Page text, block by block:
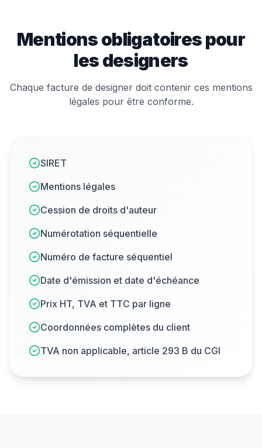
Mentions obligatoires pour
lesdesigners
Chaque facture de designerdoit contenir ces mentions
légales pour être conforme.
SIRET
Mentions légales
Cession de droits d'auteur
Numérotation séquentielle
Numéro de facture séquentiel
Date d'émission et date d'échéance
Prix HT, TVA et TTC par ligne
Coordonnées complètes du client
TVA non applicable, article 293 B du CGI